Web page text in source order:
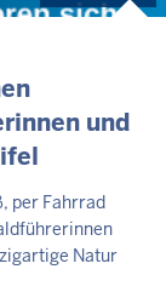
und
per Fahrrad
Natur